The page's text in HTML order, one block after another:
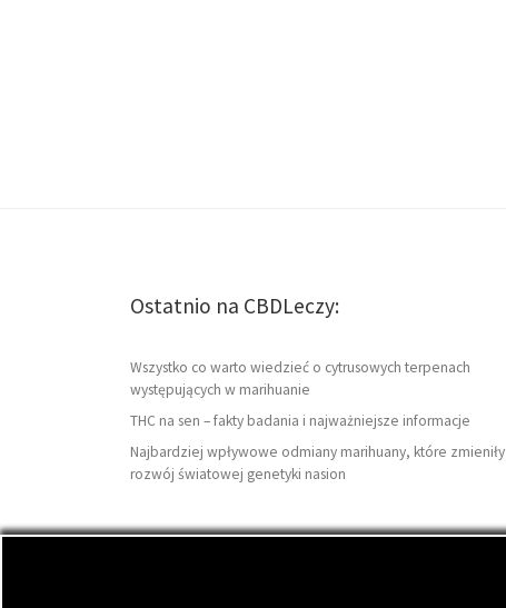
Ostatnio na CBDLeczy:
Wszystko co warto wiedzieć o cytrusowych terpenach
występujących w marihuanie
THC na sen – fakty badania i najważniejsze informacje
Najbardziej wpływowe odmiany marihuany, które zmieniły
rozwój światowej genetyki nasion